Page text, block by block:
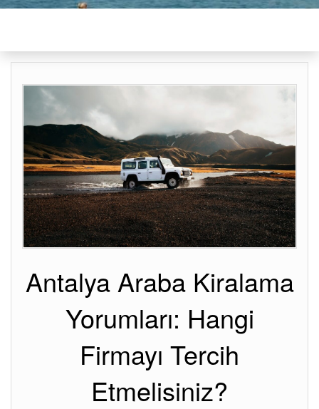
Antalya Araba Kiralama
Yorumları: Hangi
Firmayı Tercih
Etmelisiniz?